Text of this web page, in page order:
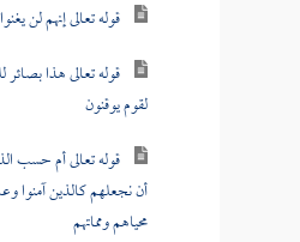
قوله تعالى إنهم لن
قوله تعالى هذا
لقوم يوقنون
قوله تعالى أم حسب
أن نجعلهم كالذين آمنوا
محياهم ومماتهم